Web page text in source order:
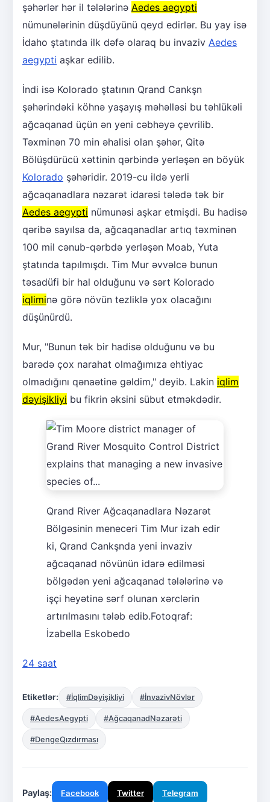
şəhərlər hər il tələlərinə Aedes aegypti
nümunələrinin düşdüyünü qeyd edirlər. Bu yay isə
İdaho ştatında ilk dəfə olaraq bu invaziv Aedes
aegypti aşkar edilib.
İndi isə Kolorado ştatının Qrand Cankşn
şəhərindəki köhnə yaşayış məhəlləsi bu təhlükəli
ağcaqanad üçün ən yeni cəbhəyə çevrilib.
Təxminən 70 min əhalisi olan şəhər, Qitə
Bölüşdürücü xəttinin qərbində yerləşən ən böyük
Kolorado şəhəridir. 2019-cu ildə yerli
ağcaqanadlara nəzarət idarəsi tələdə tək bir
Aedes aegypti nümunəsi aşkar etmişdi. Bu hadisə
qəribə sayılsa da, ağcaqanadlar artıq təxminən
100 mil cənub-qərbdə yerləşən Moab, Yuta
ştatında tapılmışdı. Tim Mur əvvəlcə bunun
təsadüfi bir hal olduğunu və sərt Kolorado
iqliminə görə növün tezliklə yox olacağını
düşünürdü.
Mur, "Bunun tək bir hadisə olduğunu və bu
barədə çox narahat olmağımıza ehtiyac
olmadığını qənaətinə gəldim," deyib. Lakin iqlim
dəyişikliyi bu fikrin əksini sübut etməkdədir.
Qrand River Ağcaqanadlara Nəzarət
Bölgəsinin meneceri Tim Mur izah edir
ki, Qrand Cankşnda yeni invaziv
ağcaqanad növünün idarə edilməsi
bölgədən yeni ağcaqanad tələlərinə və
işçi heyətinə sərf olunan xərclərin
artırılmasını tələb edib.Fotoqraf:
İzabella Eskobedo
24 saat
Etiketlər: #İqlimDəyişikliyi #İnvazivNövlər
#AedesAegypti #AğcaqanadNəzarəti
#DengeQızdırması
Paylaş: Facebook Twitter Telegram